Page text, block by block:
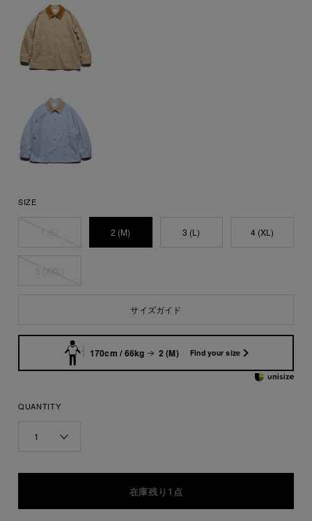
SIZE
2 (M) 3 (L) 4 (XL)
サイズガイド
170cm / 66kg 2 (M) Find your size
QUANTITY
1
在庫残り1点